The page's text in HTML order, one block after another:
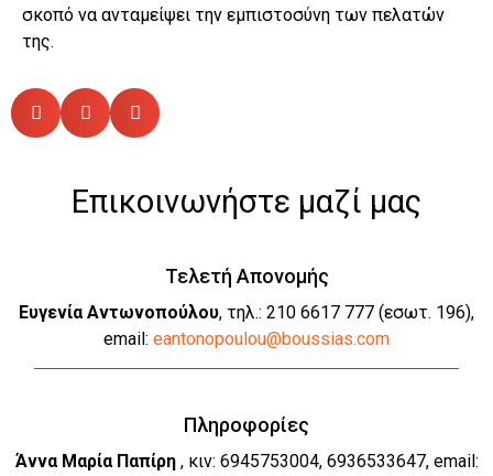
σκοπό να ανταμείψει την εμπιστοσύνη των πελατών
της.
Επικοινωνήστε μαζί μας
Τελετή Απονομής
Ευγενία Αντωνοπούλου, τηλ.: 210 6617 777 (εσωτ. 196),
email: eantonopoulou@boussias.com
Πληροφορίες
Άννα Μαρία Παπίρη , κιν: 6945753004, 6936533647, email: